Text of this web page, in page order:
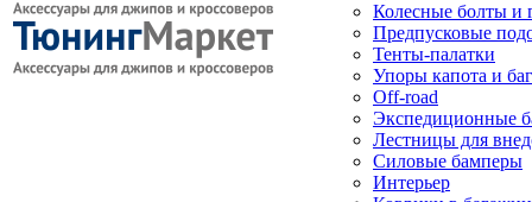
Колесные болты и
Предпусковые
Тенты-палатки
Упоры капота и
Off-road
Экспедиционные
Лестницы для
Силовые бамперы
Интерьер